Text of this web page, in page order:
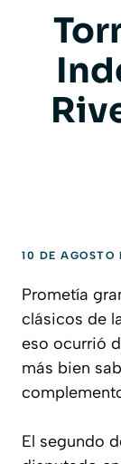
10 DE AGOSTO
Prometía
clásicos de
eso ocurrió
más bien
El segundo